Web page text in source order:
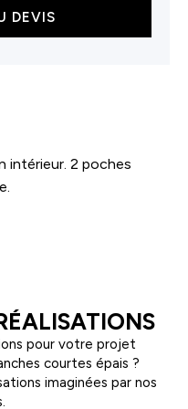
DEVIS
intérieur. 2 poches
pour votre projet
courtes épais ?
imaginées par nos